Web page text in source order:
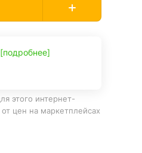
этого интернет-
цен на маркетплейсах